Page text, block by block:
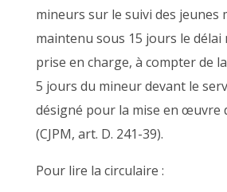
mineurs sur le suivi des jeunes
maintenu sous 15 jours le délai
prise en charge, à compter de
5 jours du mineur devant le
désigné pour la mise en œuvre
(CJPM, art. D. 241-39).
Pour lire la circulaire :